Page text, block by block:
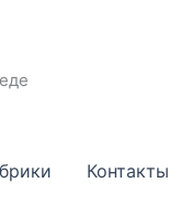
Контакты